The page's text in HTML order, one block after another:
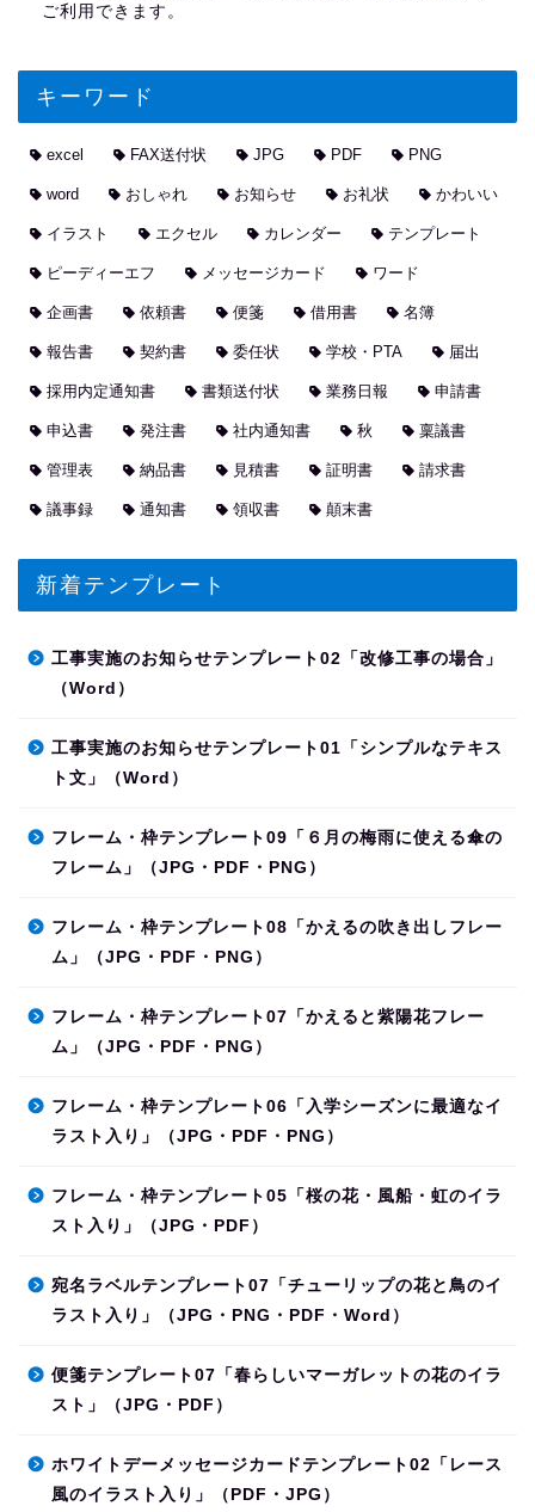
ご利用できます。
キーワード
excel FAX送付状 JPG PDF PNG
word おしゃれ お知らせ お礼状 かわいい
イラスト エクセル カレンダー テンプレート
ピーディーエフ メッセージカード ワード
企画書 依頼書 便箋 借用書 名簿
報告書 契約書 委任状 学校・PTA 届出
採用内定通知書 書類送付状 業務日報 申請書
申込書 発注書 社内通知書 秋 稟議書
管理表 納品書 見積書 証明書 請求書
議事録 通知書 領収書 顛末書
新着テンプレート
工事実施のお知らせテンプレート02「改修工事の場合」
（Word）
工事実施のお知らせテンプレート01「シンプルなテキス
ト文」（Word）
フレーム・枠テンプレート09「６月の梅雨に使える傘の
フレーム」（JPG・PDF・PNG）
フレーム・枠テンプレート08「かえるの吹き出しフレー
ム」（JPG・PDF・PNG）
フレーム・枠テンプレート07「かえると紫陽花フレー
ム」（JPG・PDF・PNG）
フレーム・枠テンプレート06「入学シーズンに最適なイ
ラスト入り」（JPG・PDF・PNG）
フレーム・枠テンプレート05「桜の花・風船・虹のイラ
スト入り」（JPG・PDF）
宛名ラベルテンプレート07「チューリップの花と鳥のイ
ラスト入り」（JPG・PNG・PDF・Word）
便箋テンプレート07「春らしいマーガレットの花のイラ
スト」（JPG・PDF）
ホワイトデーメッセージカードテンプレート02「レース
風のイラスト入り」（PDF・JPG）